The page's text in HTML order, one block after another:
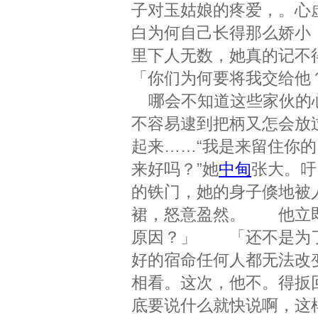
子对玉姑娘的疼爱，。
白为何自己长得那么娇
里下人无数，她真的记
「你们为何要将我交给
哪会不知道这些家伙的
不容易逮到把柄又怎会放
起来……“我是来留住你的
来好吗？”她中甸张大。
的铁门，她的身子倏地
裙，怒意盈然。 他立即
原因？」 「还不是为了
好的宿命任何人都无法
相看。这次，他不。得扳
底要说什么就快说啊，